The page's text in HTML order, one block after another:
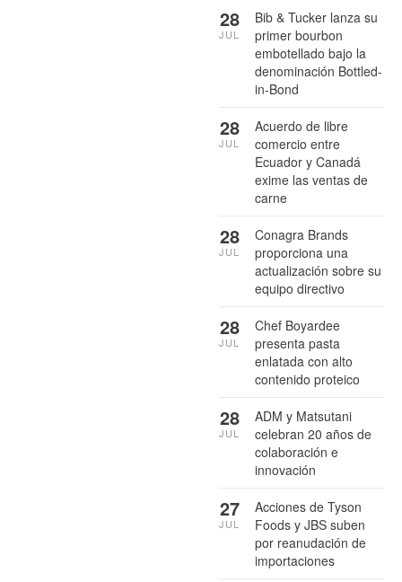
Bib & Tucker lanza su
primer bourbon
embotellado bajo la
denominación Bottled-
in-Bond
28
JUL
Acuerdo de libre
comercio entre
Ecuador y Canadá
exime las ventas de
carne
28
JUL
Conagra Brands
proporciona una
actualización sobre su
equipo directivo
28
JUL
Chef Boyardee
presenta pasta
enlatada con alto
contenido proteico
28
JUL
ADM y Matsutani
celebran 20 años de
colaboración e
innovación
28
JUL
Acciones de Tyson
Foods y JBS suben
por reanudación de
importaciones
27
JUL